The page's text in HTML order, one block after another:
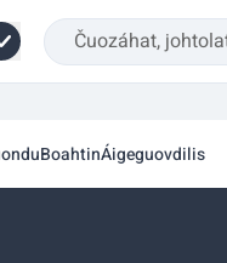
BoahtinÁigeguovdilis